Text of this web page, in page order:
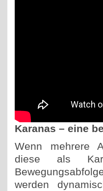
Karanas – eine
Wenn mehrere
diese als
werden